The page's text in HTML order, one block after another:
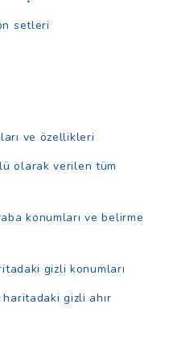
setleri
ve özellikleri
olarak verilen tüm
konumları ve belirme
gizli konumları
gizli ahır